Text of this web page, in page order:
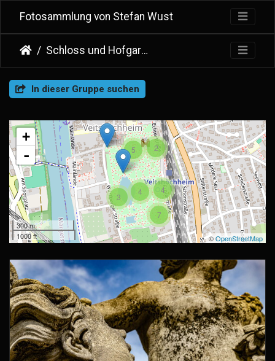
Fotosammlung von Stefan Wust
Schloss und Hofgarten Veitshöchheim
In dieser Gruppe suchen
4
7
3
4
2
5
+
-
300 m
1000 ft
©OpenStreetMap